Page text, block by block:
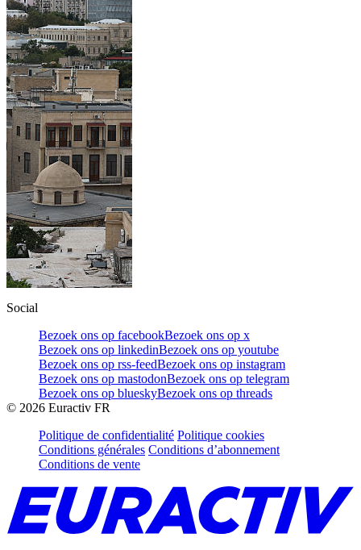
Social
Bezoek ons op facebookBezoek ons op x
Bezoek ons op linkedinBezoek ons op youtube
Bezoek ons op rss-feedBezoek ons op instagram
Bezoek ons op mastodonBezoek ons op telegram
Bezoek ons op blueskyBezoek ons op threads
© 2026 Euractiv FR
Politique de confidentialité Politique cookies
Conditions générales Conditions d’abonnement
Conditions de vente